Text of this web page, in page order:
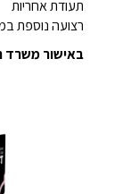
תעודת אחריות
רצועה נוספת
באישור משרד